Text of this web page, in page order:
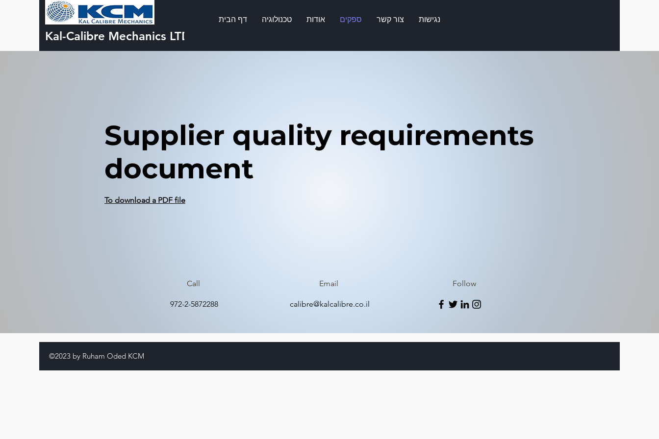
Kal-Calibre Mechanics LTD
דף הבית טכנולוגיה אודות ספקים צור קשר נגישות
Supplier quality requirements
document
To download a PDF file
Call
972-2-5872288
Email
calibre@kalcalibre.co.il
Follow
©2023 by Ruham Oded KCM